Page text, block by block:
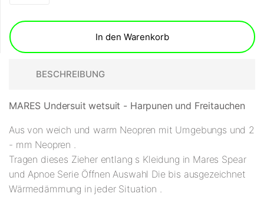
In den Warenkorb
BESCHREIBUNG
MARES Undersuit wetsuit - Harpunen und Freitauchen
Aus von weich und warm Neopren mit Umgebungs und 2
- mm Neopren .
Tragen dieses Zieher entlang s Kleidung in Mares Spear
und Apnoe Serie Öffnen Auswahl Die bis ausgezeichnet
Wärmedämmung in jeder Situation .